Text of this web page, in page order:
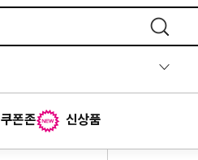
쿠폰존 신상품